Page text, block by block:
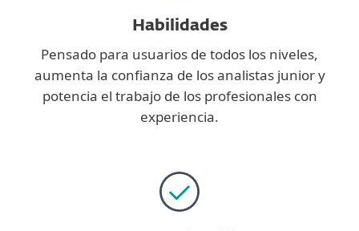
Habilidades
Pensado para usuarios de todos los niveles,
aumenta la confianza de los analistas junior y
potencia el trabajo de los profesionales con
experiencia.